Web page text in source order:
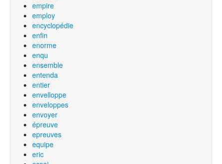
empire
employ
encyclopédie
enfin
enorme
enqu
ensemble
entenda
entier
envelloppe
enveloppes
envoyer
épreuve
epreuves
equipe
eric